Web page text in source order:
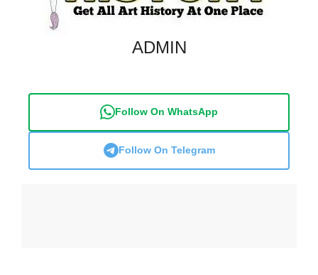
ADMIN
Follow On WhatsApp
Follow On Telegram